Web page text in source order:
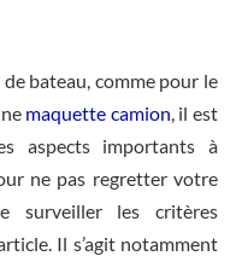
bateau, comme pour le
maquette camion, il est
aspects importants à
ne pas regretter votre
surveiller les critères
Il s’agit notamment